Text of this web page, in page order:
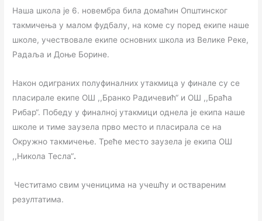
Наша школа је 6. новембра била домаћин Општинског
такмичења у малом фудбалу, на коме су поред екипе наше
школе, учествовале екипе основних школа из Велике Реке,
Радаља и Доње Борине.
Након одиграних полуфиналних утакмица у финале су се
пласирале екипе ОШ ,,Бранко Радичевић“ и ОШ ,,Браћа
Рибар“. Победу у финалној утакмици однела је екипа наше
школе и тиме заузела прво место и пласирала се на
Окружно такмичење. Треће место заузела је екипа ОШ
,,Никола Тесла“.
Честитамо свим ученицима на учешћу и оствареним
резултатима.